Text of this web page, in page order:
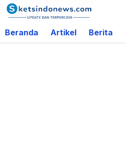
Lewati
ke
konten
Beranda Artikel Berita